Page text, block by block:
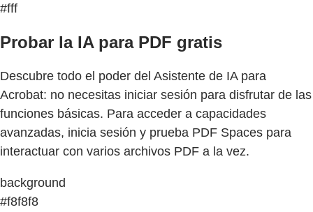
#fff
Probar la IA para PDF gratis
Descubre todo el poder del Asistente de IA para
Acrobat: no necesitas iniciar sesión para disfrutar de las
funciones básicas. Para acceder a capacidades
avanzadas, inicia sesión y prueba PDF Spaces para
interactuar con varios archivos PDF a la vez.
background
#f8f8f8